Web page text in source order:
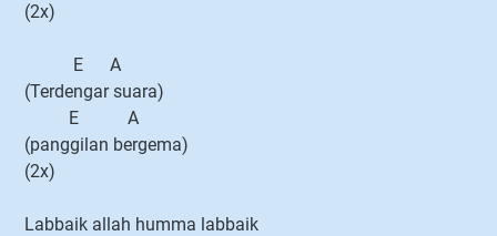
(2x)
E A
(Terdengar suara)
E A
(panggilan bergema)
(2x)
Labbaik allah humma labbaik